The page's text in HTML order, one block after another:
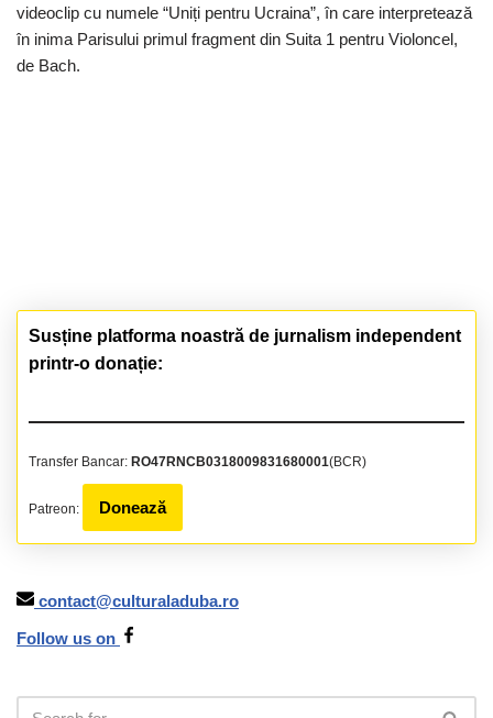
videoclip cu numele “Uniți pentru Ucraina”, în care interpretează
în inima Parisului primul fragment din Suita 1 pentru Violoncel,
de Bach.
Susține platforma noastră de jurnalism independent
printr-o donație:
Transfer Bancar: RO47RNCB0318009831680001(BCR)
Patreon: Donează
contact@culturaladuba.ro
Follow us on